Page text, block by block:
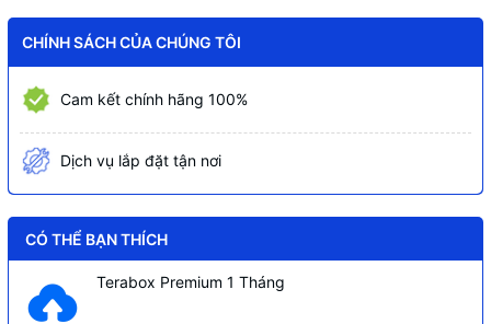
CHÍNH SÁCH CỦA CHÚNG TÔI
Cam kết chính hãng 100%
Dịch vụ lắp đặt tận nơi
CÓ THỂ BẠN THÍCH
Terabox Premium 1 Tháng